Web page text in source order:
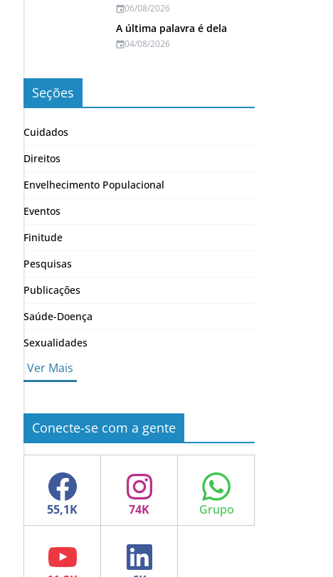
06/08/2026
A última palavra é dela
04/08/2026
Seções
Cuidados
Direitos
Envelhecimento Populacional
Eventos
Finitude
Pesquisas
Publicações
Saúde-Doença
Sexualidades
Ver Mais
Conecte-se com a gente
Facebook Instagram WhatsApp
YouTube LinkedIn